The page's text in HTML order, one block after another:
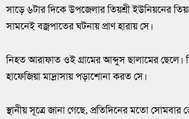
সাড়ে ৬টার দিকে উপজেলার তিয়শ্রী ইউনিয়নের
সামনেই বজ্রপাতের ঘটনায় প্রাণ হারায় সে।
নিহত আরাফাত ওই গ্রামের আব্দুস ছালামের ছেলে।
হাফেজিয়া মাদ্রাসায় পড়াশোনা করত সে।
স্থানীয় সূত্রে জানা গেছে, প্রতিদিনের মতো